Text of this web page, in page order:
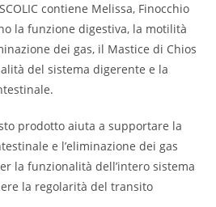
contiene Melissa, Finocchio
la funzione digestiva, la motilità
dei gas, il Mastice di Chios
del sistema digerente e la
prodotto aiuta a supportare la
e l’eliminazione dei gas
la funzionalità dell’intero sistema
la regolarità del transito